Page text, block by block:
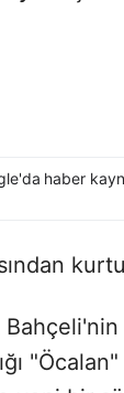
haber
"Öcalan"